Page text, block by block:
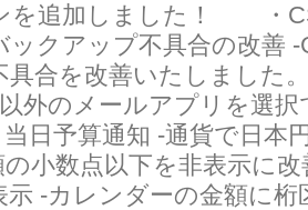
を追加しました！ ・
ックアップ不具合の改善 -
具合を改善いたしました
外のメールアプリを選
日予算通知 -通貨で日本
の小数点以下を非表示に
示 -カレンダーの金額に